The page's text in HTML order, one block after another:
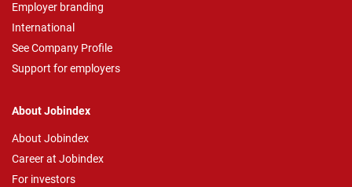
Employer branding
International
See Company Profile
Support for employers
About Jobindex
About Jobindex
Career at Jobindex
For investors